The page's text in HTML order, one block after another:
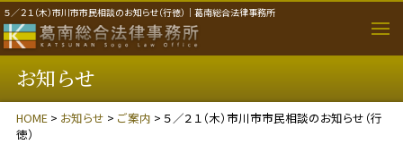
５／２１（木）市川市市民相談のお知らせ（行徳）｜葛南総合法律事務所
お知らせ
HOME> お知らせ > ご案内 > ５／２１（木）市川市市民相談のお知らせ（行
徳）
取り扱い分野
個人のご相談者